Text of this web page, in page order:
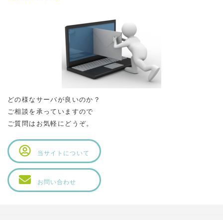
どの様なサーバが良いのか？
ご相談を承っていますので
ご質問はお気軽にどうぞ。
当サイトについて
お問い合わせ